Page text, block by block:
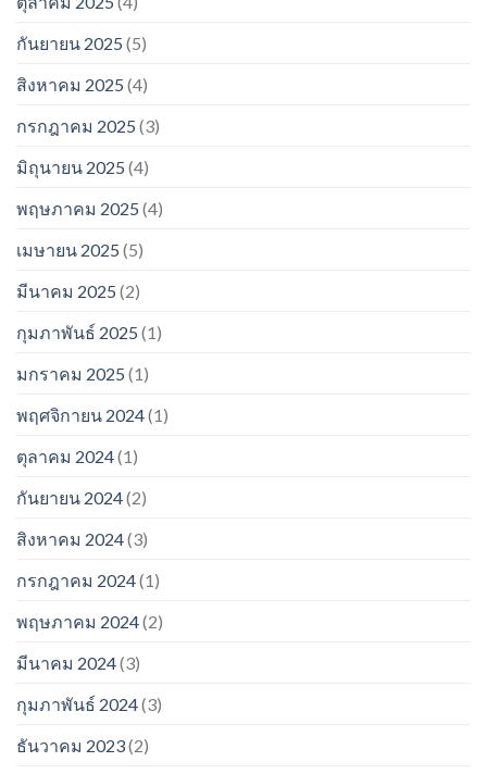
กันยายน 2025 (5)
สิงหาคม 2025 (4)
กรกฎาคม 2025 (3)
มิถุนายน 2025 (4)
พฤษภาคม 2025 (4)
เมษายน 2025 (5)
มีนาคม 2025 (2)
กุมภาพันธ์ 2025 (1)
มกราคม 2025 (1)
พฤศจิกายน 2024(1)
ตุลาคม 2024(1)
กันยายน 2024(2)
สิงหาคม 2024(3)
กรกฎาคม 2024(1)
พฤษภาคม 2024(2)
มีนาคม 2024(3)
กุมภาพันธ์ 2024(3)
ธันวาคม 2023(2)